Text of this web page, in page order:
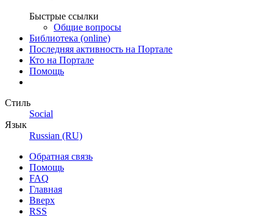
Быстрые ссылки
Общие вопросы
Библиотека (online)
Последняя активность на Портале
Кто на Портале
Помощь
Стиль
Social
Язык
Russian (RU)
Обратная связь
Помощь
FAQ
Главная
Вверх
RSS